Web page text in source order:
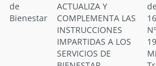
de
Bienestar
ACTUALIZA Y
COMPLEMENTA LAS
INSTRUCCIONES
IMPARTIDAS A LOS
SERVICIOS DE